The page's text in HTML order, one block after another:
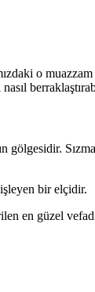
o
işleyen bir elçidir.
en güzel